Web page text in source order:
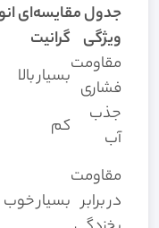
جدول مقایسه‌ای
ویژگی گرانیت
مقاومت
فشاری بسیار بالا
جذب
آب
کم
مقاومت
در برابر بسیار خوب